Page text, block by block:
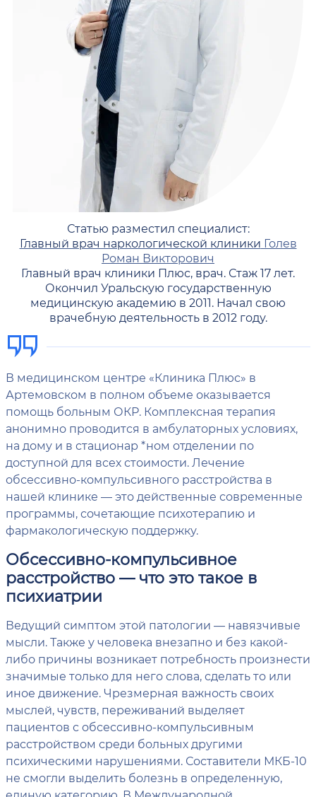
Статью разместил специалист:
Главный врач наркологической клиники Голев
Роман Викторович
Главный врач клиники Плюс, врач. Стаж 17 лет.
Окончил Уральскую государственную
медицинскую академию в 2011. Начал свою
врачебную деятельность в 2012 году.
В медицинском центре «Клиника Плюс» в
Артемовском в полном объеме оказывается
помощь больным ОКР. Комплексная терапия
анонимно проводится в амбулаторных условиях,
на дому и в стационар *ном отделении по
доступной для всех стоимости. Лечение
обсессивно-компульсивного расстройства в
нашей клинике — это действенные современные
программы, сочетающие психотерапию и
фармакологическую поддержку.
Обсессивно-компульсивное
расстройство — что это такое в
психиатрии
Ведущий симптом этой патологии — навязчивые
мысли. Также у человека внезапно и без какой-
либо причины возникает потребность произнести
значимые только для него слова, сделать то или
иное движение. Чрезмерная важность своих
мыслей, чувств, переживаний выделяет
пациентов с обсессивно-компульсивным
расстройством среди больных другими
психическими нарушениями. Составители МКБ-10
не смогли выделить болезнь в определенную,